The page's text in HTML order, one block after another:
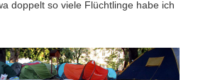
doppelt so viele Flüchtlinge habe ich